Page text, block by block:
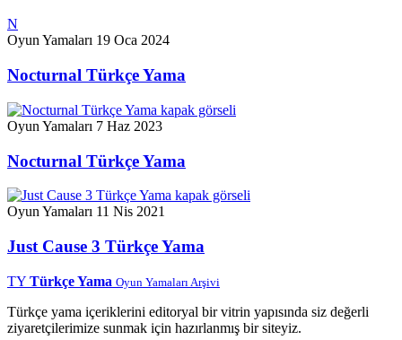
N
Oyun Yamaları 19 Oca 2024
Nocturnal Türkçe Yama
Oyun Yamaları 7 Haz 2023
Nocturnal Türkçe Yama
Oyun Yamaları 11 Nis 2021
Just Cause 3 Türkçe Yama
TY Türkçe Yama Oyun Yamaları Arşivi
Türkçe yama içeriklerini editoryal bir vitrin yapısında siz değerli
ziyaretçilerimize sunmak için hazırlanmış bir siteyiz.